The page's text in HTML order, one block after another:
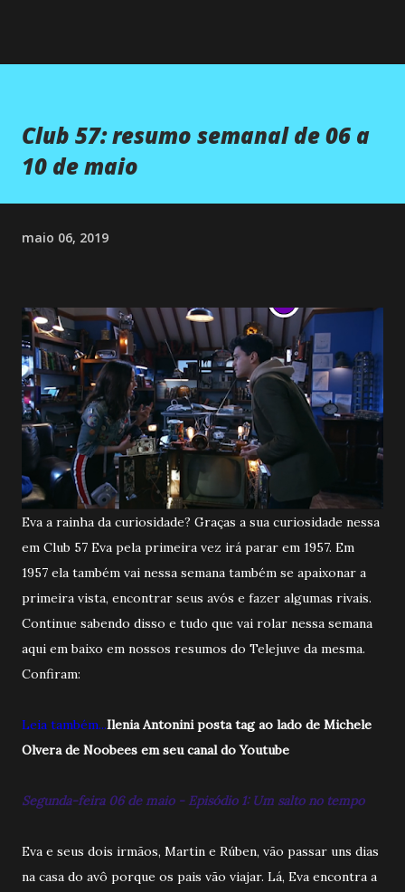
Club 57: resumo semanal de 06 a
10 de maio
maio 06, 2019
Eva a rainha da curiosidade? Graças a sua curiosidade nessa
em Club 57 Eva pela primeira vez irá parar em 1957. Em
1957 ela também vai nessa semana também se apaixonar a
primeira vista, encontrar seus avós e fazer algumas rivais.
Continue sabendo disso e tudo que vai rolar nessa semana
aqui em baixo em nossos resumos do Telejuve da mesma.
Confiram:
Leia também...Ilenia Antonini posta tag ao lado de Michele
Olvera de Noobees em seu canal do Youtube
Segunda-feira 06 de maio - Episódio 1: Um salto no tempo
Eva e seus dois irmãos, Martin e Rúben, vão passar uns dias
na casa do avô porque os pais vão viajar. Lá, Eva encontra a